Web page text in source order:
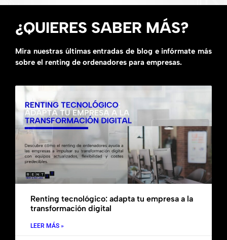
¿QUIERES SABER MÁS?
Mira nuestras últimas entradas de blog e infórmate más
sobre el renting de ordenadores para empresas.
Renting tecnológico: adapta tu empresa a la
transformación digital
LEER MÁS »